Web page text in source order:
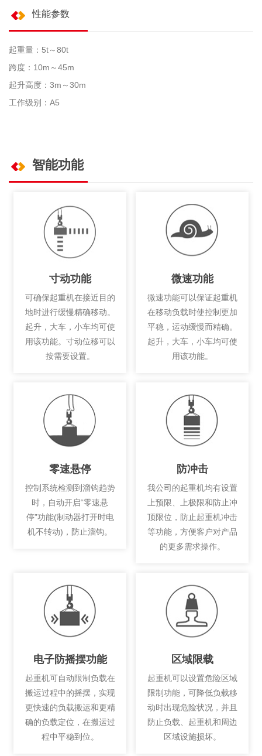
性能参数
起重量：5t～80t
跨度：10m～45m
起升高度：3m～30m
工作级别：A5
智能功能
寸动功能
可确保起重机在接近目的
地时进行缓慢精确移动。
起升，大车，小车均可使
用该功能。寸动位移可以
按需要设置。
微速功能
微速功能可以保证起重机
在移动负载时使控制更加
平稳，运动缓慢而精确。
起升，大车，小车均可使
用该功能。
零速悬停
控制系统检测到溜钩趋势
时，自动开启“零速悬
停”功能(制动器打开时电
机不转动)，防止溜钩。
防冲击
我公司的起重机均有设置
上预限、上极限和防止冲
顶限位，防止起重机冲击
等功能，方便客户对产品
的更多需求操作。
电子防摇摆功能
起重机可自动限制负载在
搬运过程中的摇摆，实现
更快速的负载搬运和更精
确的负载定位，在搬运过
程中平稳到位。
区域限载
起重机可以设置危险区域
限制功能，可降低负载移
动时出现危险状况，并且
防止负载、起重机和周边
区域设施损坏。